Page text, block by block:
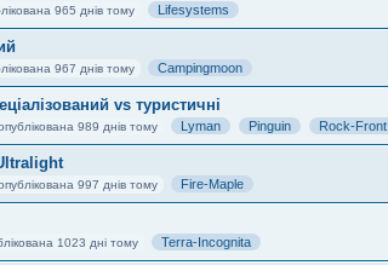
965 днів тому Lifesystems
967 днів тому Campingmoon
vs туристичні
989 днів тому Lyman Pinguin Rock-Front
997 днів тому Fire-Maple
1023 дні тому Terra-Incognita